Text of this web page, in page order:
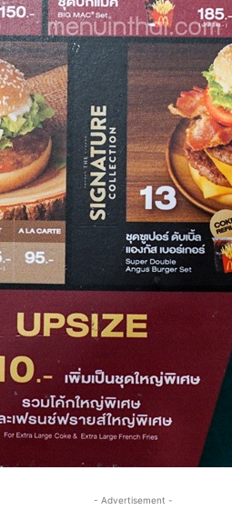
- Advertisement -